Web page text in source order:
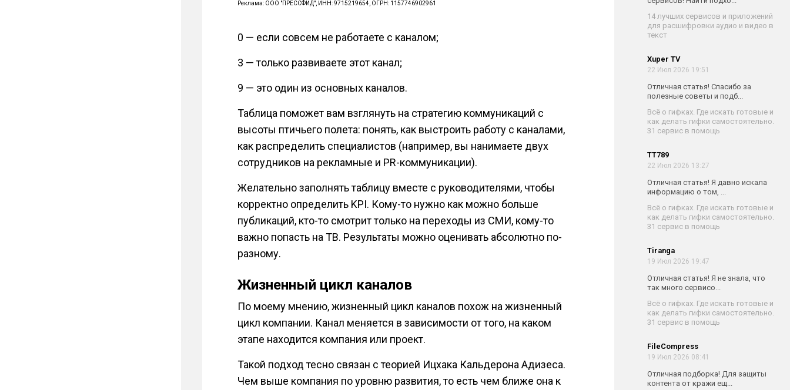
14 лучших сервисов и приложений
для расшифровки аудио и видео в
текст
Xuper TV
22 Июл 2026 19:51
Отличная статья! Спасибо за
полезные советы и подб...
Всё о гифках. Где искать готовые и
как делать гифки самостоятельно.
31 сервис в помощь
TT789
22 Июл 2026 13:27
Отличная статья! Я давно искала
информацию о том, ...
Всё о гифках. Где искать готовые и
как делать гифки самостоятельно.
31 сервис в помощь
Tiranga
19 Июл 2026 19:47
Отличная статья! Я не знала, что
так много сервисо...
Всё о гифках. Где искать готовые и
как делать гифки самостоятельно.
31 сервис в помощь
FileCompress
19 Июл 2026 08:41
Отличная подборка! Для защиты
контента от кражи ещ...
Реклама: ООО "ПРЕССФИД", ИНН: 9715219654, ОГРН: 1157746902961
0 — если совсем не работаете с каналом;
3 — только развиваете этот канал;
9 — это один из основных каналов.
Таблица поможет вам взглянуть на стратегию коммуникаций с
высоты птичьего полета: понять, как выстроить работу с каналами,
как распределить специалистов (например, вы нанимаете двух
сотрудников на рекламные и PR-коммуникации).
Желательно заполнять таблицу вместе с руководителями, чтобы
корректно определить KPI. Кому-то нужно как можно больше
публикаций, кто-то смотрит только на переходы из СМИ, кому-то
важно попасть на ТВ. Результаты можно оценивать абсолютно по-
разному.
Жизненный цикл каналов
По моему мнению, жизненный цикл каналов похож на жизненный
цикл компании. Канал меняется в зависимости от того, на каком
этапе находится компания или проект.
Такой подход тесно связан с теорией Ицхака Кальдерона Адизеса.
Чем выше компания по уровню развития, то есть чем ближе она к